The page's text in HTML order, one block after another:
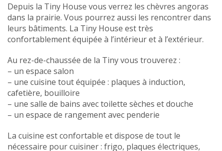
Depuis la Tiny House vous verrez les chèvres angoras
dans la prairie. Vous pourrez aussi les rencontrer dans
leurs bâtiments. La Tiny House est très
confortablement équipée à l’intérieur et à l’extérieur.
Au rez-de-chaussée de la Tiny vous trouverez :
– un espace salon
– une cuisine tout équipée : plaques à induction,
cafetière, bouilloire
– une salle de bains avec toilette sèches et douche
– un espace de rangement avec penderie
La cuisine est confortable et dispose de tout le
nécessaire pour cuisiner : frigo, plaques électriques,